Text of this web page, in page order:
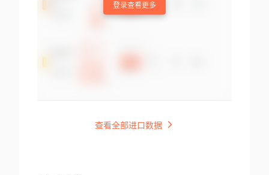
登录查看更多
查看全部进口数据